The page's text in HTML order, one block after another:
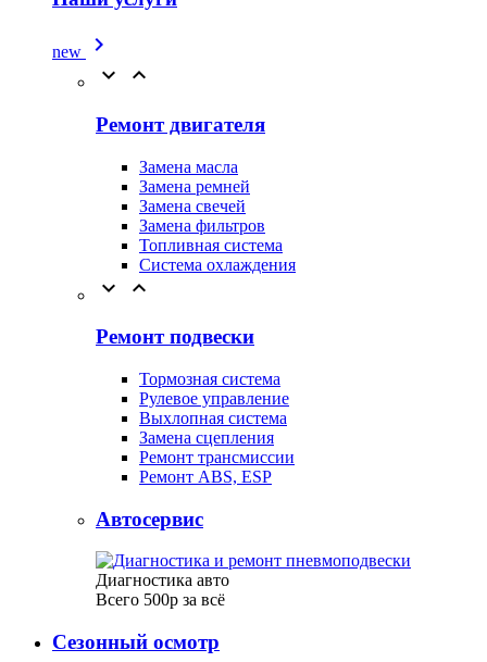
new



Ремонт двигателя
Замена масла
Замена ремней
Замена свечей
Замена фильтров
Топливная система
Система охлаждения
 
Ремонт подвески
Тормозная система
Рулевое управление
Выхлопная система
Замена сцепления
Ремонт трансмиссии
Ремонт ABS, ESP
Автосервис
Диагностика авто
Всего 500р за всё
Сезонный осмотр